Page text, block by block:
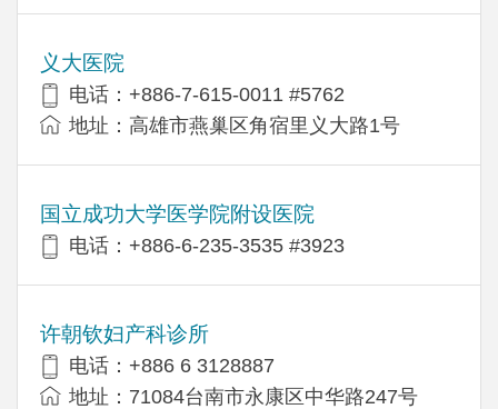
义大医院
电话：+886-7-615-0011 #5762
地址：高雄市燕巢区角宿里义大路1号
国立成功大学医学院附设医院
电话：+886-6-235-3535 #3923
许朝钦妇产科诊所
电话：+886 6 3128887
地址：71084台南市永康区中华路247号